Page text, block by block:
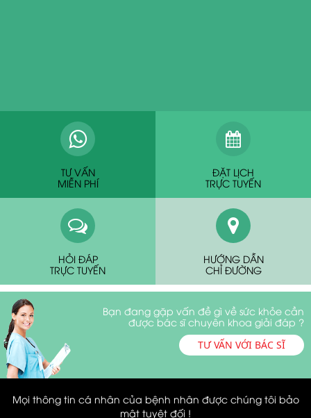
TƯ VẤN
MIỄN PHÍ
ĐẶT LỊCH
TRỰC TUYẾN
HỎI ĐÁP
TRỰC TUYẾN
HƯỚNG DẪN
CHỈ ĐƯỜNG
Bạn đang gặp vấn đề gì về sức khỏe cần
được bác sĩ chuyên khoa giải đáp ?
TƯ VẤN VỚI BÁC SĨ
Mọi thông tin cá nhân của bệnh nhân được chúng tôi bảo
mật tuyệt đối !